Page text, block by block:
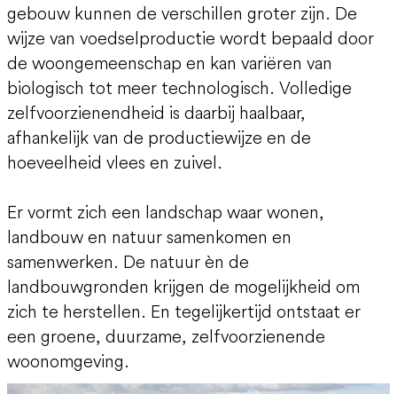
gebouw kunnen de verschillen groter zijn. De
wijze van voedselproductie wordt bepaald door
de woongemeenschap en kan variëren van
biologisch tot meer technologisch. Volledige
zelfvoorzienendheid is daarbij haalbaar,
afhankelijk van de productiewijze en de
hoeveelheid vlees en zuivel.
Er vormt zich een landschap waar wonen,
landbouw en natuur samenkomen en
samenwerken. De natuur èn de
landbouwgronden krijgen de mogelijkheid om
zich te herstellen. En tegelijkertijd ontstaat er
een groene, duurzame, zelfvoorzienende
woonomgeving.